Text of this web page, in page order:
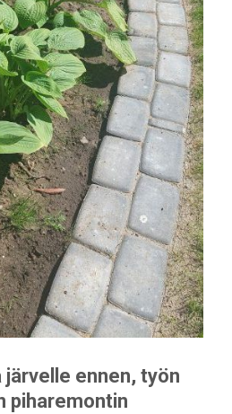
järvelle ennen, työn
piharemontin